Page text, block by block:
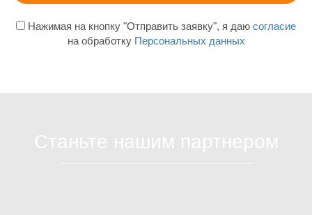
Нажимая на кнопку "Отправить заявку", я даю согласие
на обработку Персональных данных